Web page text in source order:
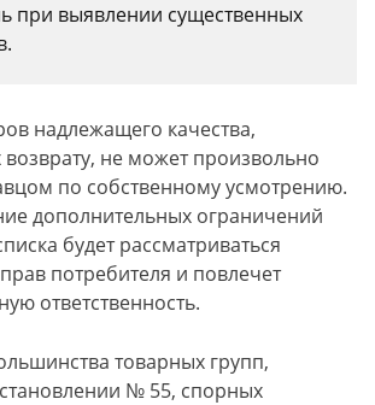
при выявлении существенных
надлежащего качества,
не может произвольно
по собственному усмотрению.
дополнительных ограничений
будет рассматриваться
потребителя и повлечет
ответственность.
товарных групп,
№ 55, спорных